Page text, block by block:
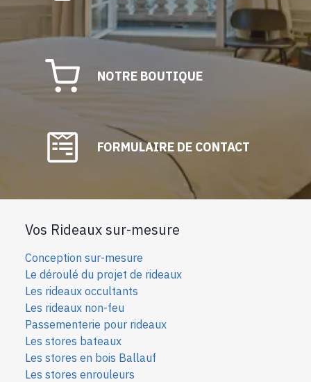
NOTRE BOUTIQUE
FORMULAIRE DE CONTACT
Vos Rideaux sur-mesure
Conception sur-mesure
Le déroulé du projet de rideaux
Les rideaux occultants
Les rideaux non-feu
Passementerie pour rideaux
Les stores bateaux
Les stores en bois Ballauf
Les stores enrouleurs